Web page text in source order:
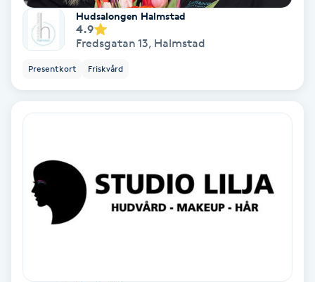
Skinbooster
Sklerosering
Skoinlägg
Skäggfärgning
Skäggklippning
Hudsalongen Halmstad
4.9
Fredsgatan 13, Halmstad
Presentkort Friskvård